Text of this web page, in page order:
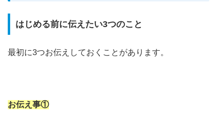
はじめる前に伝えたい3つのこと
最初に3つお伝えしておくことがあります。
お伝え事①